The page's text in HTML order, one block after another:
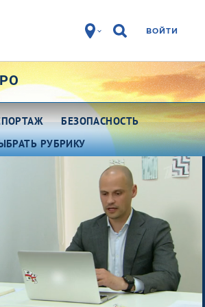
ВОЙТИ
БЕЗОПАСНОСТЬ
РУБРИКУ